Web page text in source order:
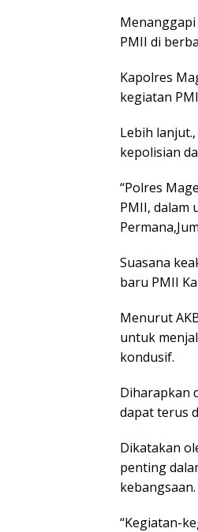
PMII di
Kapolres
kegiatan
Lebih
kepolisian
“Polres
PMII, dalam
Suasana
baru PMII
Menurut
untuk
kondusif.
Diharapkan
dapat terus
Dikatakan
penting
kebangsaan.
“Kegiatan-